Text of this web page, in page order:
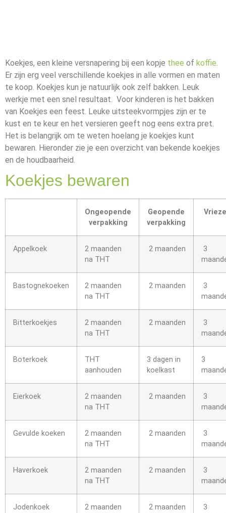
Koekjes, een kleine versnapering bij een kopje thee of koffie.
Er zijn erg veel verschillende koekjes in alle vormen en maten
te koop. Koekjes kun je natuurlijk ook zelf bakken. Leuk
werkje met een snel resultaat. Voor kinderen is het bakken
van Koekjes een feest. Leuke uitsteekvormpjes zijn er te
kust en te keur en het versieren geeft nog eens extra pret.
Het is belangrijk om te weten hoelang je koekjes kunt
bewaren. Hieronder zie je een overzicht van bekende koekjes
en de houdbaarheid.
Koekjes bewaren
Ongeopende
verpakking
Geopende
verpakking
Appelkoek
2 maanden
na THT
2 maanden
3
Bastognekoeken
2 maanden
na THT
2 maanden
3
Bitterkoekjes
2 maanden
na THT
2 maanden
3
Boterkoek
THT
aanhouden
3 dagen in
koelkast
3
Eierkoek
2 maanden
na THT
2 maanden
3
Gevulde koeken
2 maanden
na THT
2 maanden
3
Haverkoek
2 maanden
na THT
2 maanden
3
Jodenkoek
2 maanden
2 maanden
3